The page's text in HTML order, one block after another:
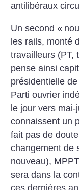
antilibéraux
Un second «
les rails, monté
travailleurs (PT,
pense ainsi
présidentielle
Parti ouvrier
le jour vers
connaissent un
fait pas de doute
changement de
nouveau),
sera dans la
ces dernières